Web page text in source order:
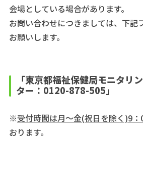
会場としている場合があります。
お問い合わせにつきましては、下記
お願いします。
「東京都福祉保健局モニタリ
ター：0120-878-505」
※受付時間は月～金(祝日を除く)9
おります。